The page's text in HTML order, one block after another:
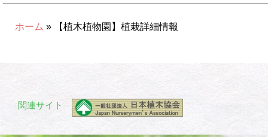
ホーム » 【植木植物園】植栽詳細情報
関連サイト